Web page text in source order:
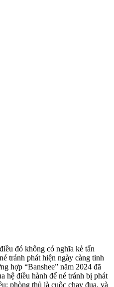
đó không có nghĩa kẻ tấn
tránh phát hiện ngày càng tinh
hợp “Banshee” năm 2024 đã
hệ điều hành để né tránh bị phát
phòng thủ là cuộc chạy đua, và